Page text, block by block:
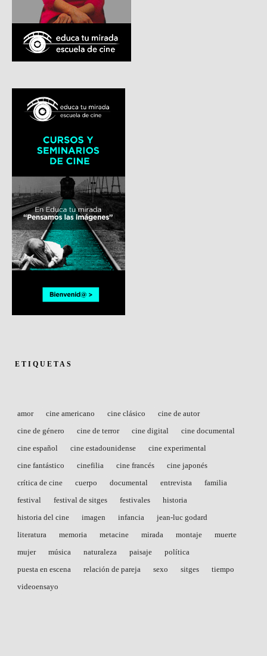
ETIQUETAS
amor cine americano cine clásico
cine de autor
cine de género
cine de terror cine digital
cine documental
cine español
cine estadounidense
cine experimental
cine fantástico
cinefilia cine francés
cine japonés
crítica de cine
cuerpo documental entrevista
familia
festival
festival de sitges festivales
historia
historia del cine
imagen infancia
jean-luc godard
literatura
memoria metacine mirada montaje
muerte
mujer
música naturaleza paisaje
política
puesta en escena
relación de pareja sexo sitges
tiempo
videoensayo